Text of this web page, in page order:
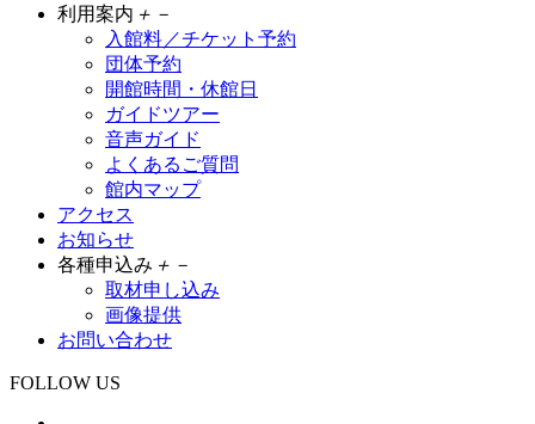
利用案内 ＋ －
入館料／チケット予約
団体予約
開館時間・休館日
ガイドツアー
音声ガイド
よくあるご質問
館内マップ
アクセス
お知らせ
各種申込み ＋ －
取材申し込み
画像提供
お問い合わせ
FOLLOW US